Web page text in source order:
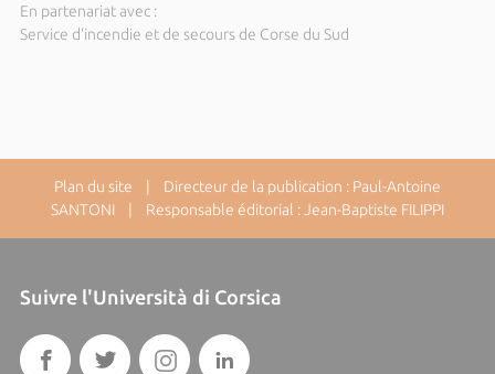
En partenariat avec :
Service d'incendie et de secours de Corse du Sud
Plan du site | Directeur de la publication : Paul-Antoine
SANTONI | Responsable éditorial : Jean-Baptiste FILIPPI
Suivre l'Università di Corsica